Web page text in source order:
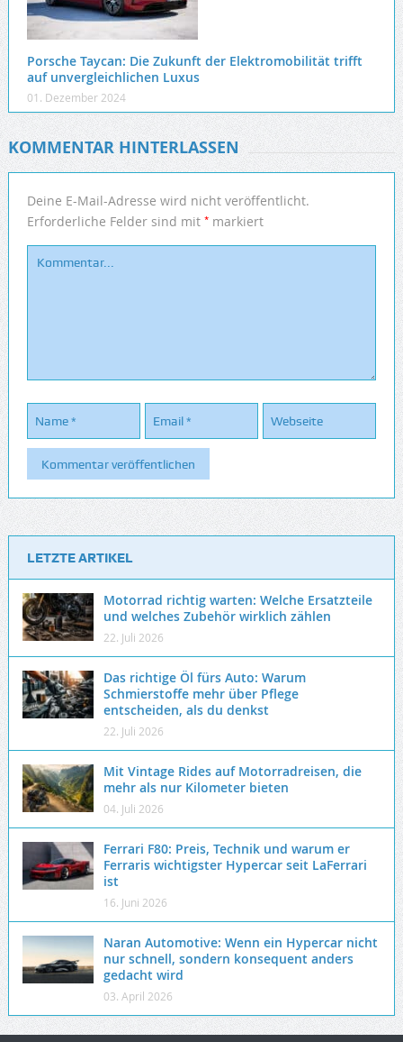
Porsche Taycan: Die Zukunft der Elektromobilität trifft
auf unvergleichlichen Luxus
01. Dezember 2024
KOMMENTAR HINTERLASSEN
Deine E-Mail-Adresse wird nicht veröffentlicht.
Erforderliche Felder sind mit *markiert
LETZTE ARTIKEL
Motorrad richtig warten: Welche Ersatzteile
und welches Zubehör wirklich zählen
22. Juli 2026
Das richtige Öl fürs Auto: Warum
Schmierstoffe mehr über Pflege
entscheiden, als du denkst
22. Juli 2026
Mit Vintage Rides auf Motorradreisen, die
mehr als nur Kilometer bieten
04. Juli 2026
Ferrari F80: Preis, Technik und warum er
Ferraris wichtigster Hypercar seit LaFerrari
ist
16. Juni 2026
Naran Automotive: Wenn ein Hypercar nicht
nur schnell, sondern konsequent anders
gedacht wird
03. April 2026